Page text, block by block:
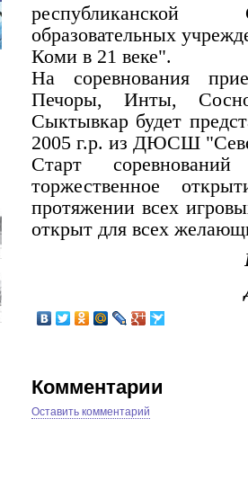
республиканской
образовательных
Коми в 21 веке".
На соревнования
Печоры, Инты,
Сыктывкар будет
2005 г.р. из ДЮСШ
Старт
торжественное
протяжении всех
открыт для всех
Комментарии
Оставить комментарий